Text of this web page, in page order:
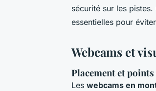
sécurité sur les
essentielles pour
Webcams et
Placement et points
Les webcams en